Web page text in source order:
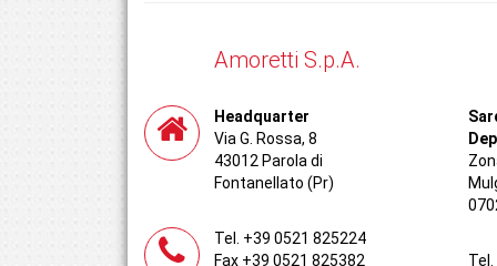
Amoretti S.p.A.
Headquarter
Via G. Rossa, 8
43012 Parola di
Fontanellato (Pr)
Tel. +39 0521 825224
Fax +39 0521 825382